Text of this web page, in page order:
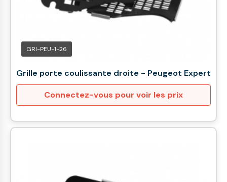
GRI-PEU-1-26
Grille porte coulissante droite - Peugeot Expert
Connectez-vous pour voir les prix